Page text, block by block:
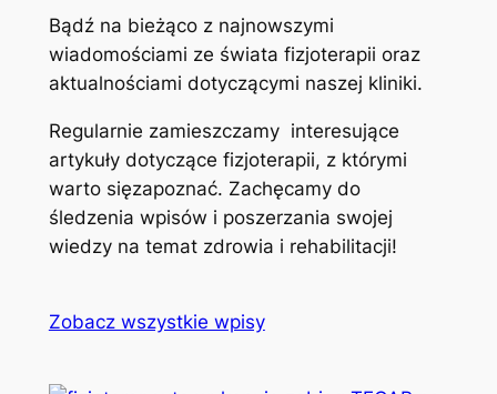
Bądź na bieżąco z najnowszymi
wiadomościami ze świata fizjoterapii oraz
aktualnościami dotyczącymi naszej kliniki.
Regularnie zamieszczamy interesujące
artykuły dotyczące fizjoterapii, z którymi
warto sięzapoznać. Zachęcamy do
śledzenia wpisów i poszerzania swojej
wiedzy na temat zdrowia i rehabilitacji!
Zobacz wszystkie wpisy